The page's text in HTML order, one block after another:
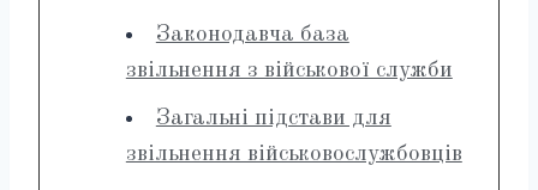
Законодавча база
звільнення з військової служби
Загальні підстави для
звільнення військовослужбовців